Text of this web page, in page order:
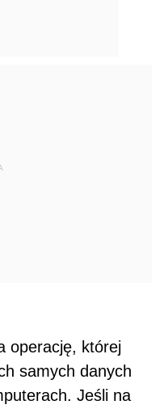
operację, której
samych danych
Jeśli na